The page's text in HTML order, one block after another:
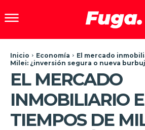
Inicio Economía
El mercado
Milei: ¿inversión segura o nueva
EL MERCADO
INMOBILIARIO
TIEMPOS DE